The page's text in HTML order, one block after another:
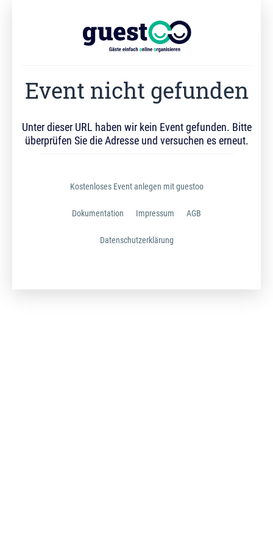
Event nicht gefunden
Unter dieser URL haben wir kein Event gefunden. Bitte
überprüfen Sie die Adresse und versuchen es erneut.
Kostenloses Event anlegen mit guestoo
Dokumentation Impressum AGB
Datenschutzerklärung